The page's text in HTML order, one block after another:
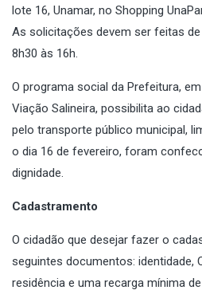
lote 16, Unamar, no Shopping
As solicitações devem ser feitas
8h30 às 16h.
O programa social da Prefeitura,
Viação Salineira, possibilita ao
pelo transporte público municipal,
o dia 16 de fevereiro, foram
dignidade.
Cadastramento
O cidadão que desejar fazer o
seguintes documentos: identidade,
residência e uma recarga mínima